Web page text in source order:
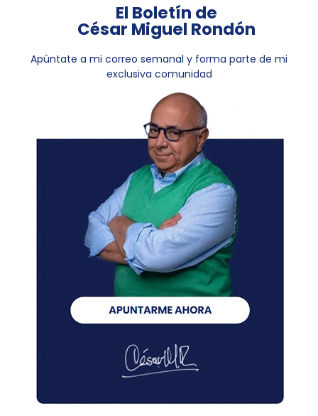
El Boletín de
César Miguel Rondón
Apúntate a mi correo semanal y forma parte de mi
exclusiva comunidad